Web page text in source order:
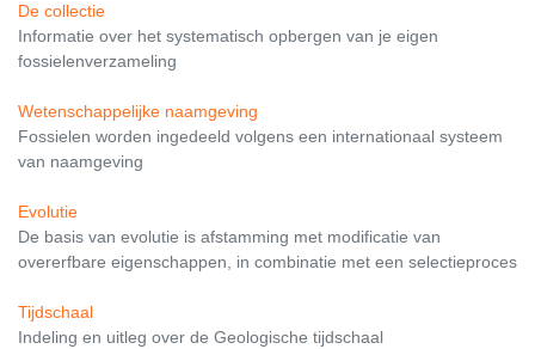
De collectie
Informatie over het systematisch opbergen van je eigen
fossielenverzameling
Wetenschappelijke naamgeving
Fossielen worden ingedeeld volgens een internationaal systeem
van naamgeving
Evolutie
De basis van evolutie is afstamming met modificatie van
overerfbare eigenschappen, in combinatie met een selectieproces
Tijdschaal
Indeling en uitleg over de Geologische tijdschaal